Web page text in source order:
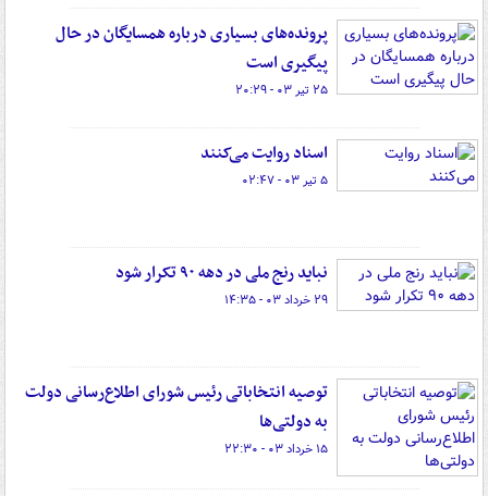
پرونده‌های بسیاری درباره همسایگان در حال
پیگیری است
۲۵ تیر ۰۳ - ۲۰:۲۹
اسناد روایت می‌کنند
۵ تیر ۰۳ - ۰۲:۴۷
نباید رنج ملی در دهه ۹۰ تکرار شود
۲۹ خرداد ۰۳ - ۱۴:۳۵
توصیه انتخاباتی رئیس شورای اطلاع‌رسانی دولت
به دولتی‌ها
۱۵ خرداد ۰۳ - ۲۲:۳۰